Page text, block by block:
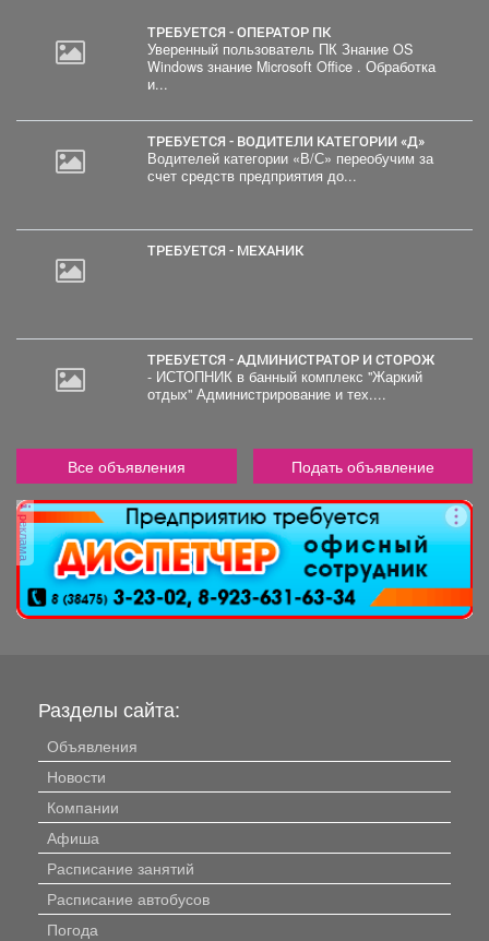
ТРЕБУЕТСЯ - ОПЕРАТОР ПК
Уверенный пользователь ПК Знание OS
Windows знание Microsoft Office . Обработка
и...
ТРЕБУЕТСЯ - ВОДИТЕЛИ КАТЕГОРИИ «Д»
Водителей категории «В/С» переобучим за
счет средств предприятия до...
ТРЕБУЕТСЯ - МЕХАНИК
ТРЕБУЕТСЯ - АДМИНИСТРАТОР И СТОРОЖ
- ИСТОПНИК в банный комплекс "Жаркий
отдых" Администрирование и тех....
Все объявления Подать объявление
реклама
Разделы сайта:
Объявления
Новости
Компании
Афиша
Расписание занятий
Расписание автобусов
Погода